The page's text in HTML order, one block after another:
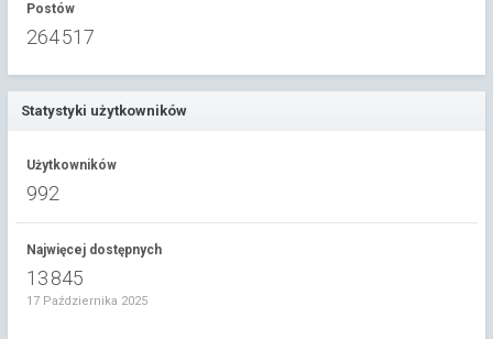
Postów
264 517
Statystyki użytkowników
Użytkowników
992
Najwięcej dostępnych
13 845
17 Października 2025